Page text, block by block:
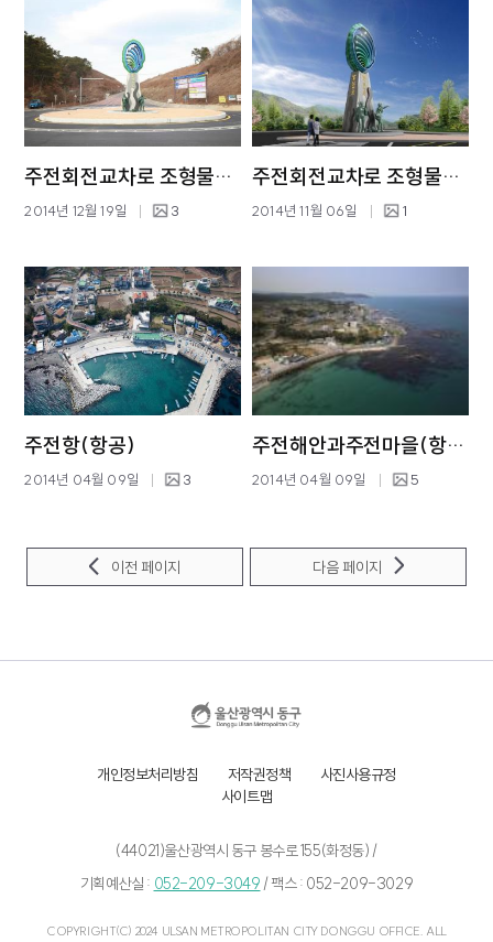
주전회전교차로 조형물설치
2014년 12월 19일 3
주전회전교차로 조형물투시도
2014년 11월 06일 1
주전항(항공)
2014년 04월 09일 3
주전해안과주전마을(항공)
2014년 04월 09일 5
이전 페이지 다음 페이지
개인정보처리방침 저작권정책
사진사용규정
사이트맵
(44021)울산광역시 동구 봉수로 155(화정동) /
기획예산실 : 052-209-3049 /팩스 : 052-209-3029
COPYRIGHT(C) 2024 ULSAN METROPOLITAN CITY DONGGU OFFICE. ALL